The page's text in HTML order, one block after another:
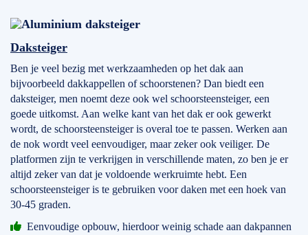
Daksteiger
Ben je veel bezig met werkzaamheden op het dak aan
bijvoorbeeld dakkappellen of schoorstenen? Dan biedt een
daksteiger, men noemt deze ook wel schoorsteensteiger, een
goede uitkomst. Aan welke kant van het dak er ook gewerkt
wordt, de schoorsteensteiger is overal toe te passen. Werken aan
de nok wordt veel eenvoudiger, maar zeker ook veiliger. De
platformen zijn te verkrijgen in verschillende maten, zo ben je er
altijd zeker van dat je voldoende werkruimte hebt. Een
schoorsteensteiger is te gebruiken voor daken met een hoek van
30-45 graden.
Eenvoudige opbouw, hierdoor weinig schade aan dakpannen